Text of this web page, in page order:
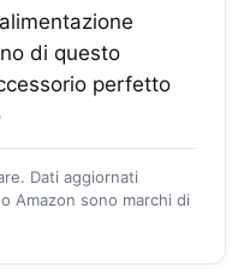
di questo
perfetto
Dati aggiornati
Amazon sono marchi di